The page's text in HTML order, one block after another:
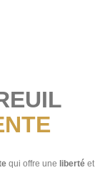
qui offre une libertéet